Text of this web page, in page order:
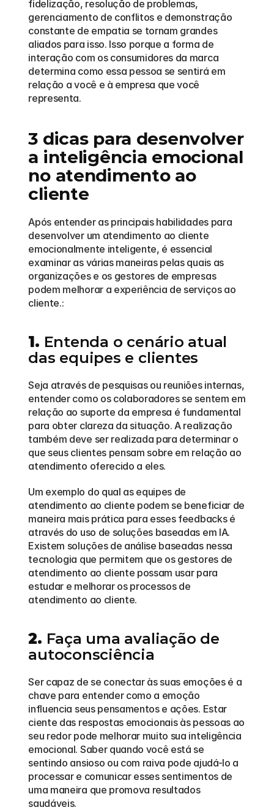
fidelização, resolução de problemas,
gerenciamento de conflitos e demonstração
constante de empatia se tornam grandes
aliados para isso. Isso porque a forma de
interação com os consumidores da marca
determina como essa pessoa se sentirá em
relação a você e à empresa que você
representa.
3 dicas para desenvolver
a inteligência emocional
no atendimento ao
cliente
Após entender as principais habilidades para
desenvolver um atendimento ao cliente
emocionalmente inteligente, é essencial
examinar as várias maneiras pelas quais as
organizações e os gestores de empresas
podem melhorar a experiência de serviços ao
cliente.:
1. Entenda o cenário atual
das equipes e clientes
Seja através de pesquisas ou reuniões internas,
entender como os colaboradores se sentem em
relação ao suporte da empresa é fundamental
para obter clareza da situação. A realização
também deve ser realizada para determinar o
que seus clientes pensam sobre em relação ao
atendimento oferecido a eles.
Um exemplo do qual as equipes de
atendimento ao cliente podem se beneficiar de
maneira mais prática para esses feedbacks é
através do uso de soluções baseadas em IA.
Existem soluções de análise baseadas nessa
tecnologia que permitem que os gestores de
atendimento ao cliente possam usar para
estudar e melhorar os processos de
atendimento ao cliente.
2. Faça uma avaliação de
autoconsciência
Ser capaz de se conectar às suas emoções é a
chave para entender como a emoção
influencia seus pensamentos e ações. Estar
ciente das respostas emocionais às pessoas ao
seu redor pode melhorar muito sua inteligência
emocional. Saber quando você está se
sentindo ansioso ou com raiva pode ajudá-lo a
processar e comunicar esses sentimentos de
uma maneira que promova resultados
saudáveis.